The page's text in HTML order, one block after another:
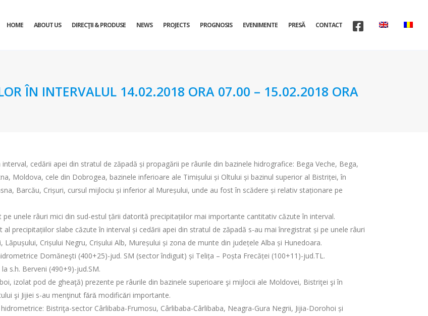
HOME ABOUT US DIRECŢII & PRODUSE NEWS PROJECTS PROGNOSIS EVENIMENTE PRESĂ CONTACT
ÎN INTERVALUL 14.02.2018 ORA 07.00 – 15.02.2018 ORA
cedării apei din stratul de zăpadă și propagării pe râurile din bazinele hidrografice: Bega Veche, Bega,
Moldova, cele din Dobrogea, bazinele inferioare ale Timișului și Oltului și bazinul superior al Bistriței, în
Barcău, Crișuri, cursul mijlociu și inferior al Mureșului, unde au fost în scădere și relativ staționare pe
unele râuri mici din sud-estul țării datorită precipitațiilor mai importante cantitativ căzute în interval.
precipitațiilor slabe căzute în interval și cedării apei din stratul de zăpadă s-au mai înregistrat și pe unele râuri
Crișului Negru, Crișului Alb, Mureșului și zona de munte din județele Alba și Hunedoara.
Domăneşti (400+25)-jud. SM (sector îndiguit) și Telița – Poșta Frecăței (100+11)-jud.TL.
s.h. Berveni (490+9)-jud.SM.
izolat pod de gheaţă) prezente pe râurile din bazinele superioare şi mijlocii ale Moldovei, Bistriţei şi în
şi Jijiei s-au menţinut fǎrǎ modificǎri importante.
Bistriţa-sector Cârlibaba-Frumosu, Cârlibaba-Cârlibaba, Neagra-Gura Negrii, Jijia-Dorohoi și